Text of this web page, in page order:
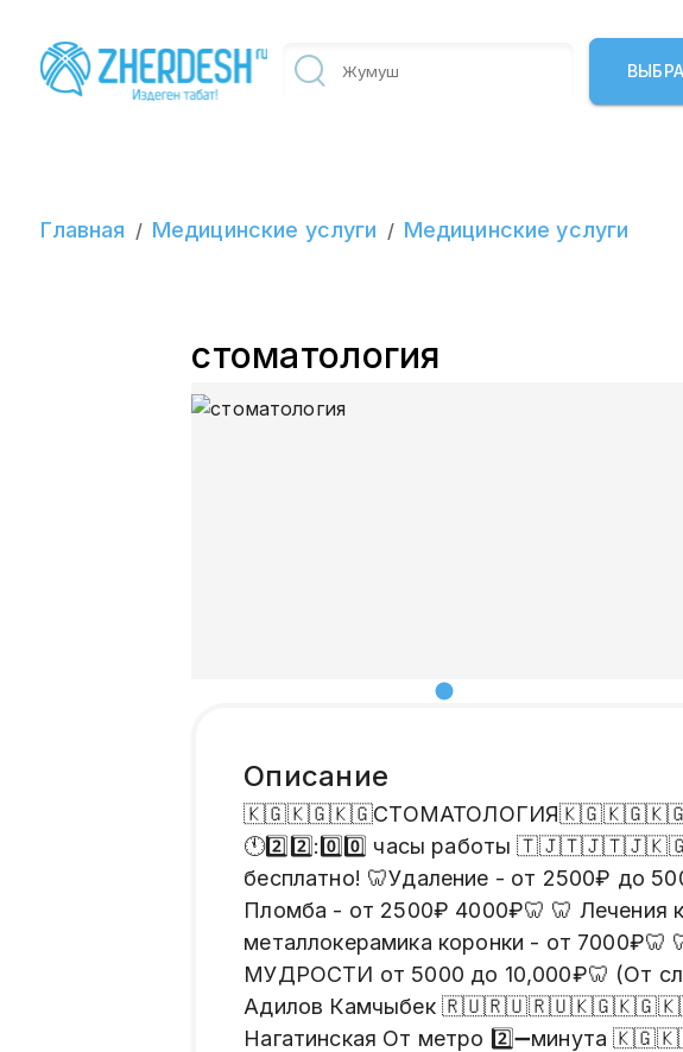
Главная / Медицинские услуги / Медицинские услуги
стоматология
Описание
🇰🇬🇰🇬🇰🇬СТОМАТОЛОГИЯ🇰🇬🇰🇬🇰🇬
🕚2️⃣2️⃣:0️⃣0️⃣ часы работы
бесплатно! 🦷Удаление - от 2500₽ до
Пломба - от 2500₽ 4000₽🦷 🦷 Лечения
металлокерамика коронки - от
МУДРОСТИ от 5000 до 10,000₽🦷 (От
Адилов Камчыбек
Нагатинская От метро